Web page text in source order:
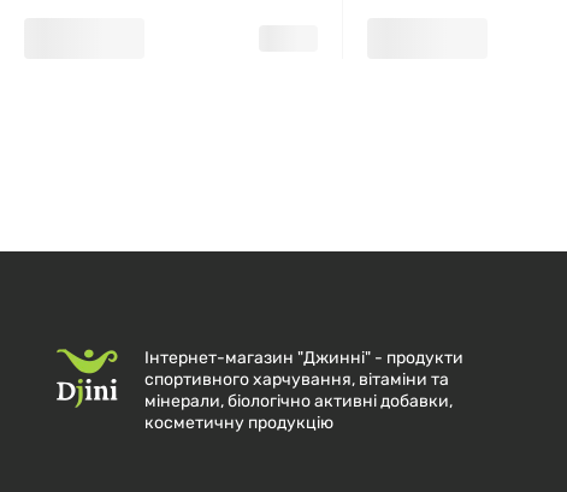
Інтернет-магазин "Джинні" - продукти
спортивного харчування, вітаміни та
мінерали, біологічно активні добавки,
косметичну продукцію